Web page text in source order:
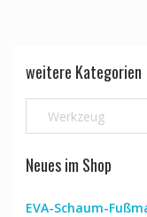
weitere Kategorien
Werkzeug
Neues im Shop
EVA-Schaum-